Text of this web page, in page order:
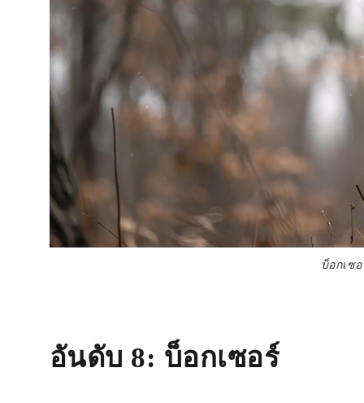
บ็อกเซ
อันดับ 8: บ็อกเซอร์